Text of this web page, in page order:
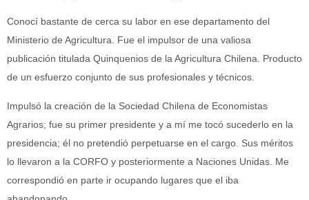
Conocí bastante de cerca su labor en ese departamento del
Ministerio de Agricultura. Fue el impulsor de una valiosa
publicación titulada Quinquenios de la Agricultura Chilena. Producto
de un esfuerzo conjunto de sus profesionales y técnicos.
Impulsó la creación de la Sociedad Chilena de Economistas
Agrarios; fue su primer presidente y a mí me tocó sucederlo en la
presidencia; él no pretendió perpetuarse en el cargo. Sus méritos
lo llevaron a la CORFO y posteriormente a Naciones Unidas. Me
correspondió en parte ir ocupando lugares que el iba